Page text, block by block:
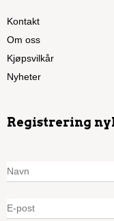
Kontakt
Om oss
Kjøpsvilkår
Nyheter
Registrering